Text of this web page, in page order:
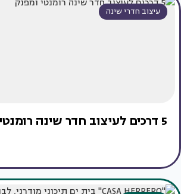
עיצוב חדרי שינה
5 דרכים לעיצוב חדר שינה רומנטי ומפנק